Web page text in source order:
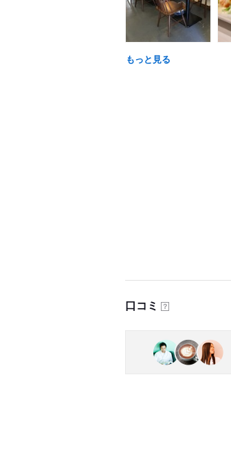
もっと見る
口コミ ？